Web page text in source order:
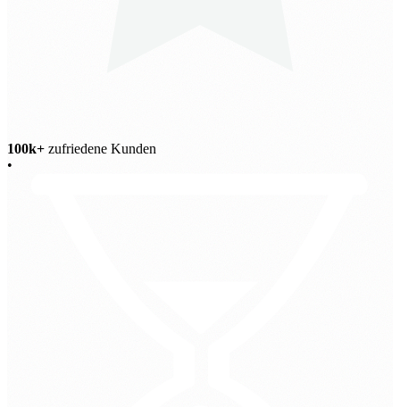
100k+ zufriedene Kunden
•